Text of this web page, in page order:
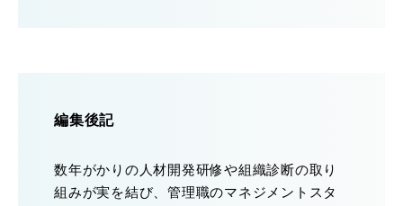
編集後記
数年がかりの人材開発研修や組織診断の取り
組みが実を結び、管理職のマネジメントスタ